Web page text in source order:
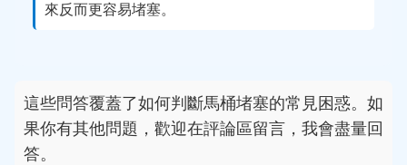
來反而更容易堵塞。
這些問答覆蓋了如何判斷馬桶堵塞的常見困惑。如
果你有其他問題，歡迎在評論區留言，我會盡量回
答。